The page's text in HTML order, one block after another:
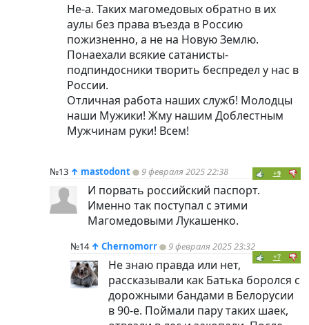
Не-а. Таких магомедовых обратно в их
аулы без права въезда в Россию
пожизненно, а не на Новую Землю.
Понаехали всякие сатанисты-
подпиндocники творить беспредел у нас в
России.
Отличная работа наших служб! Молодцы
наши Мужики! Жму нашим Доблестным
Мужчинам руки! Всем!
№13 ↑ mastodont 9 февраля 2025 22:38 +9
И порвать российский паспорт.
Именно так поступал с этими
Магомедовыми Лукашенко.
№14 ↑ Chernomorr 9 февраля 2025 23:32
+7
Не знаю правда или нет,
рассказывали как Батька боролся с
дорожными бандами в Белорусии
в 90-е. Поймали пару таких шаек,